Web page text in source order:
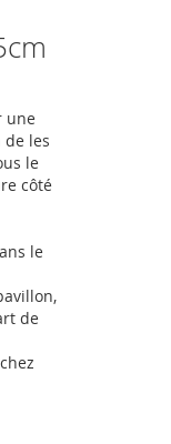
une
les
le
côté
le
de